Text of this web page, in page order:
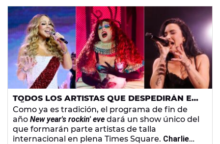
estas situaciones.
TODOS LOS ARTISTAS QUE DESPEDIRÁN EL
AÑO EN TIMES SQUARE: MARIAH CAREY,
CHAPPELL ROAN, DEMI LOVATO Y MÁS
Como ya es tradición, el programa de fin de
año New year's rockin' eve dará un show único del
que formarán parte artistas de talla
internacional en plena Times Square. Charlie